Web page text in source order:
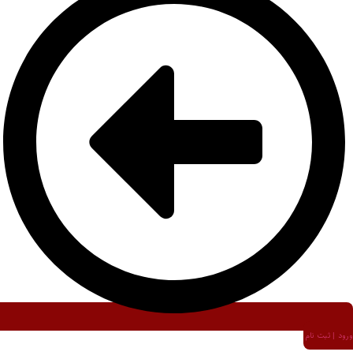
ورود | ثبت نام